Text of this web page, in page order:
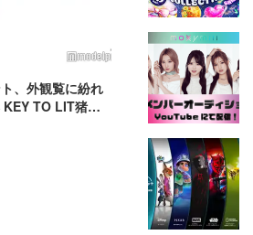
、外観覧に紛れ
TO LIT猪狩
泣いてないで